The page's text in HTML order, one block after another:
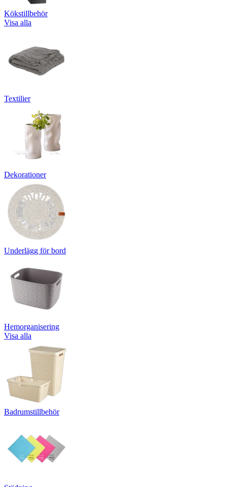
Kökstillbehör
Visa alla
Textilier
Dekorationer
Underlägg för bord
Hemorganisering
Visa alla
Badrumstillbehör